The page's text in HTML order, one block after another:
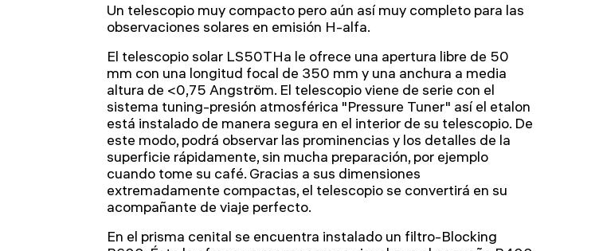
Un telescopio muy compacto pero aún así muy completo para las
observaciones solares en emisión H-alfa.
El telescopio solar LS50THa le ofrece una apertura libre de 50
mm con una longitud focal de 350 mm y una anchura a media
altura de <0,75 Angström. El telescopio viene de serie con el
sistema tuning-presión atmosférica "Pressure Tuner" así el etalon
está instalado de manera segura en el interior de su telescopio. De
este modo, podrá observar las prominencias y los detalles de la
superficie rápidamente, sin mucha preparación, por ejemplo
cuando tome su café. Gracias a sus dimensiones
extremadamente compactas, el telescopio se convertirá en su
acompañante de viaje perfecto.
En el prisma cenital se encuentra instalado un filtro-Blocking